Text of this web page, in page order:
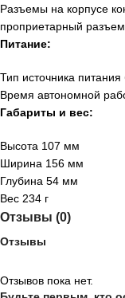
Разъемы на корпусе
проприетарный разъем
Питание:
Тип источника
Время автономной
Габариты и вес:
Высота 107 мм
Ширина 156 мм
Глубина 54 мм
Вес 234 г
Отзывы (0)
Отзывы
Отзывов пока нет.